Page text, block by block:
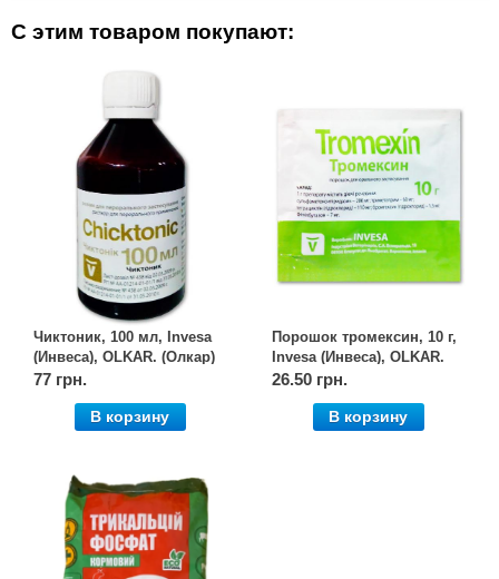
С этим товаром покупают:
Чиктоник, 100 мл, Invesa
(Инвеса), OLKAR. (Олкар)
77 грн.
В корзину
Порошок тромексин, 10 г,
Invesa (Инвеса), OLKAR.
(Олкар)
26.50 грн.
В корзину